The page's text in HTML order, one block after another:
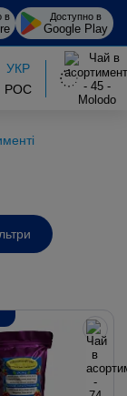
в Доступно в
Google Play
УКР
РОС